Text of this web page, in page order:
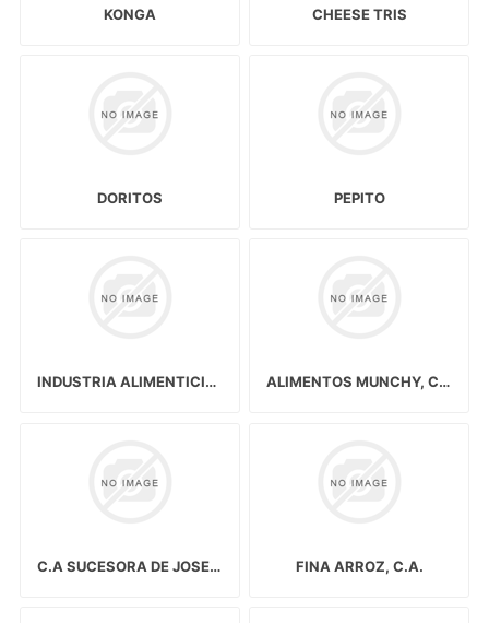
KONGA CHEESE TRIS
DORITOS PEPITO
INDUSTRIA ALIMENTICIA NACIONAL DE CEREALES Y HARINAS C.A. (IANCARINA) ALIMENTOS MUNCHY, C.A.
C.A SUCESORA DE JOSE PUIG & CIA FINA ARROZ, C.A.